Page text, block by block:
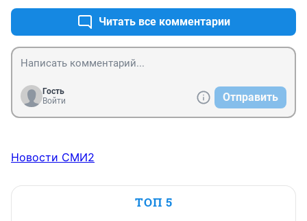
событии века.
Читать все комментарии
Гость
Войти
Отправить
Новости СМИ2
ТОП 5